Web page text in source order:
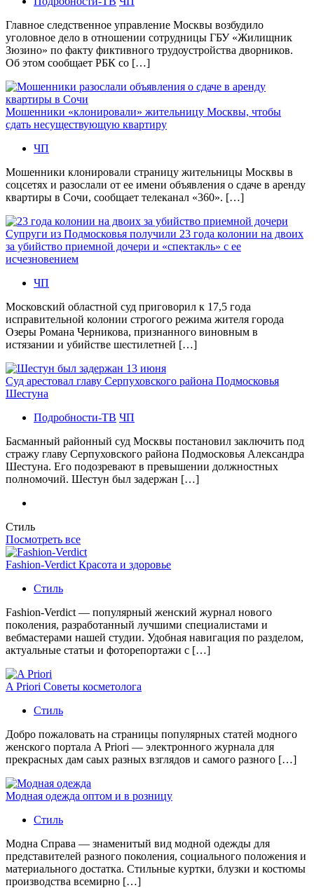
Главное следственное управление Москвы возбудило
уголовное дело в отношении сотрудницы ГБУ «Жилищник
Зюзино» по факту фиктивного трудоустройства дворников.
Об этом сообщает РБК со […]
Мошенники «клонировали» жительницу Москвы, чтобы
сдать несуществующую квартиру
ЧП
Мошенники клонировали страницу жительницы Москвы в
соцсетях и разослали от ее имени объявления о сдаче в аренду
квартиры в Сочи, сообщает телеканал «360». […]
Супруги из Подмосковья получили 23 года колонии на двоих
за убийство приемной дочери и «спектакль» с ее
исчезновением
ЧП
Московский областной суд приговорил к 17,5 года
исправительной колонии строгого режима жителя города
Озеры Романа Черникова, признанного виновным в
истязании и убийстве шестилетней […]
Суд арестовал главу Серпуховского района Подмосковья
Шестуна
Подробности-ТВ ЧП
Басманный районный суд Москвы постановил заключить под
стражу главу Серпуховского района Подмосковья Александра
Шестуна. Его подозревают в превышении должностных
полномочий. Шестун был задержан […]
Стиль
Посмотреть все
Fashion-Verdict Красота и здоровье
Стиль
Fashion-Verdict — популярный женский журнал нового
поколения, разработанный лучшими специалистами и
вебмастерами нашей студии. Удобная навигация по разделом,
актуальные статьи и фоторепортажи с […]
A Priori Советы косметолога
Стиль
Добро пожаловать на страницы популярных статей модного
женского портала A Priori — электронного журнала для
прекрасных дам саых разных взглядов и самого разного […]
Модная одежда оптом и в розницу
Стиль
Модна Справа — знаменитый вид модной одежды для
представителей разного поколения, социального положения и
материального достатка. Стильные куртки, блузки и костюмы
производства всемирно […]